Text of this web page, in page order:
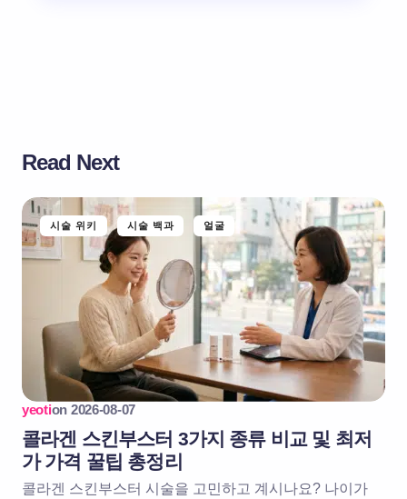
Read Next
시술 위키 시술 백과 얼굴
yeotion 2026-08-07
콜라겐 스킨부스터 3가지 종류 비교 및 최저
가 가격 꿀팁 총정리
콜라겐 스킨부스터 시술을 고민하고 계시나요? 나이가